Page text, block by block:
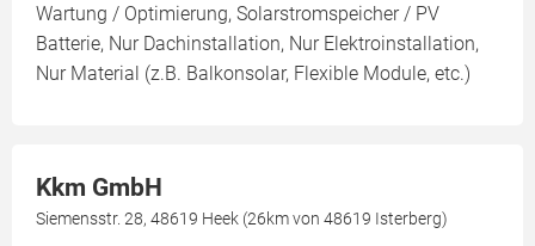
Wartung / Optimierung, Solarstromspeicher / PV
Batterie, Nur Dachinstallation, Nur Elektroinstallation,
Nur Material (z.B. Balkonsolar, Flexible Module, etc.)
Kkm GmbH
Siemensstr. 28, 48619 Heek (26km von 48619 Isterberg)